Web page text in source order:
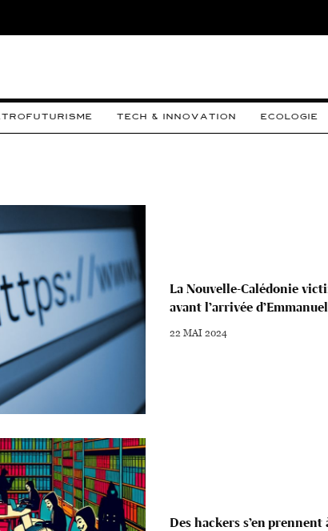
TECH & INNOVATION ECOLOGIE
La Nouvelle-Calédonie
avant l’arrivée
22 MAI 2024
Des hackers s’en